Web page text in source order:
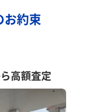
お約束
高額査定